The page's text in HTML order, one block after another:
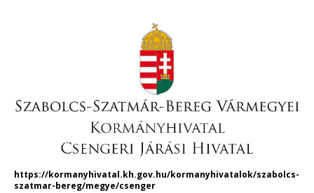
https://kormanyhivatal.kh.gov.hu/kormanyhivatalok/szabolcs-
szatmar-bereg/megye/csenger